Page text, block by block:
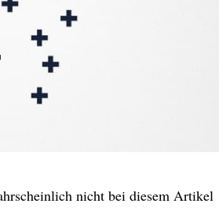
nicht bei diesem Artikel